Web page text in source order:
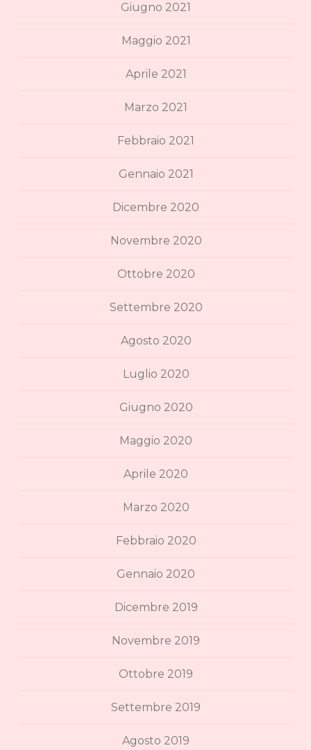
Giugno 2021
Maggio 2021
Aprile 2021
Marzo 2021
Febbraio 2021
Gennaio 2021
Dicembre 2020
Novembre 2020
Ottobre 2020
Settembre 2020
Agosto 2020
Luglio 2020
Giugno 2020
Maggio 2020
Aprile 2020
Marzo 2020
Febbraio 2020
Gennaio 2020
Dicembre 2019
Novembre 2019
Ottobre 2019
Settembre 2019
Agosto 2019